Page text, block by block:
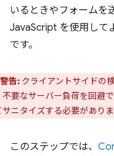
いるときやフォームを
JavaScript を使用して
です。
警告: クライアントサイドの
不要なサーバー負荷を回避
ニタイズする必要がありま
このステップでは、